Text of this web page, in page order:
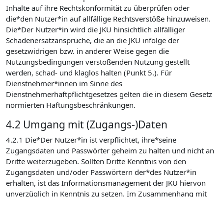
Inhalte auf ihre Rechtskonformität zu überprüfen oder
die*den Nutzer*in auf allfällige Rechtsverstöße hinzuweisen.
Die*Der Nutzer*in wird die JKU hinsichtlich allfälliger
Schadenersatzansprüche, die an die JKU infolge der
gesetzwidrigen bzw. in anderer Weise gegen die
Nutzungsbedingungen verstoßenden Nutzung gestellt
werden, schad- und klaglos halten (Punkt 5.). Für
Dienstnehmer*innen im Sinne des
Dienstnehmerhaftpflichtgesetzes gelten die in diesem Gesetz
normierten Haftungsbeschränkungen.
4.2 Umgang mit (Zugangs-)Daten
4.2.1 Die*Der Nutzer*in ist verpflichtet, ihre*seine
Zugangsdaten und Passwörter geheim zu halten und nicht an
Dritte weiterzugeben. Sollten Dritte Kenntnis von den
Zugangsdaten und/oder Passwörtern der*des Nutzer*in
erhalten, ist das Informationsmanagement der JKU hiervon
unverzüglich in Kenntnis zu setzen. Im Zusammenhang mit